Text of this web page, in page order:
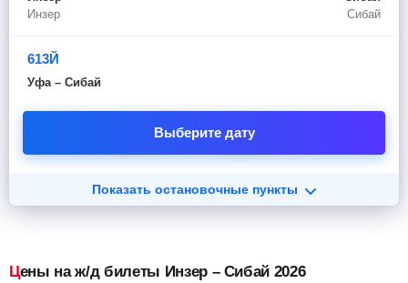
Инзер
Сибай
613Й
Уфа – Сибай
Выберите дату
Показать остановочные пункты
Цены на ж/д билеты Инзер – Сибай 2026